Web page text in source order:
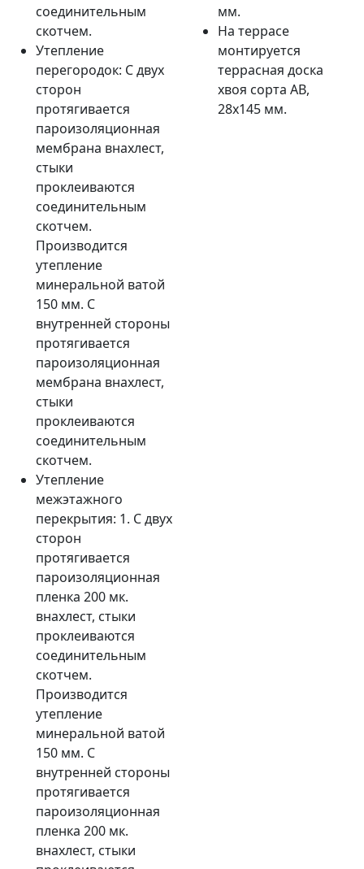
соединительным
скотчем.
Утепление
перегородок: С двух
сторон
протягивается
пароизоляционная
мембрана внахлест,
стыки
проклеиваются
соединительным
скотчем.
Производится
утепление
минеральной ватой
150 мм. С
внутренней стороны
протягивается
пароизоляционная
мембрана внахлест,
стыки
проклеиваются
соединительным
скотчем.
Утепление
межэтажного
перекрытия: 1. С двух
сторон
протягивается
пароизоляционная
пленка 200 мк.
внахлест, стыки
проклеиваются
соединительным
скотчем.
Производится
утепление
минеральной ватой
150 мм. С
внутренней стороны
протягивается
пароизоляционная
пленка 200 мк.
внахлест, стыки
мм.
На террасе
монтируется
террасная доска
хвоя сорта AB,
28х145 мм.